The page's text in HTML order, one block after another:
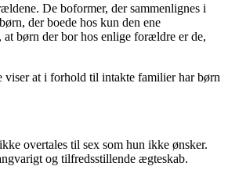
De boformer, der sammenlignes i
der boede hos kun den ene
børn der bor hos enlige forældre er de,
viser at i forhold til intakte familier har børn
overtales til sex som hun ikke ønsker.
og tilfredsstillende ægteskab.